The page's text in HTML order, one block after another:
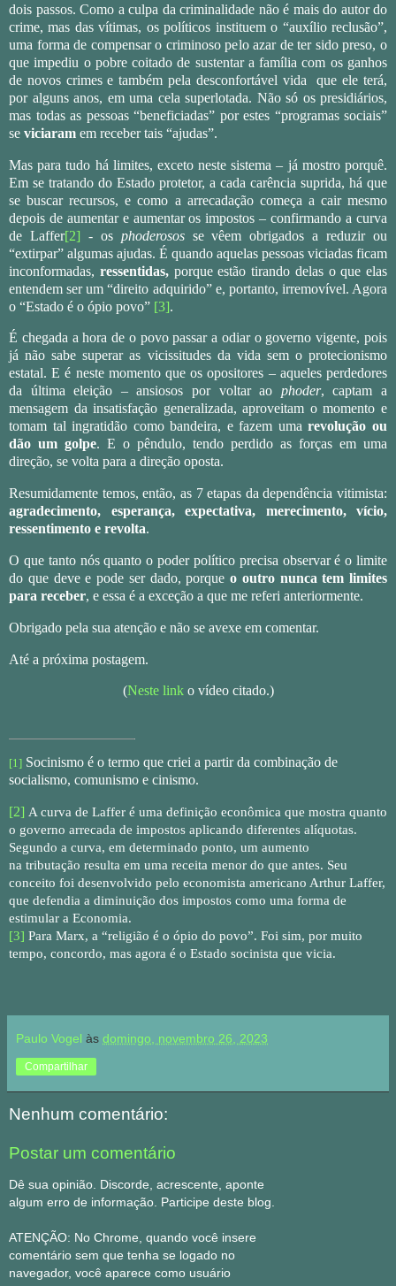
dois passos. Como a culpa da criminalidade não é mais do autor do
crime, mas das vítimas, os políticos instituem o “auxílio reclusão”,
uma forma de compensar o criminoso pelo azar de ter sido preso, o
que impediu o pobre coitado de sustentar a família com os ganhos
de novos crimes e também pela desconfortável vida que ele terá,
por alguns anos, em uma cela superlotada. Não só os presidiários,
mas todas as pessoas “beneficiadas” por estes “programas sociais”
se viciaram em receber tais “ajudas”.
Mas para tudo há limites, exceto neste sistema – já mostro porquê.
Em se tratando do Estado protetor, a cada carência suprida, há que
se buscar recursos, e como a arrecadação começa a cair mesmo
depois de aumentar e aumentar os impostos – confirmando a curva
de Laffer[2] - os phoderososse vêem obrigados a reduzir ou
“extirpar” algumas ajudas. É quando aquelas pessoas viciadas ficam
inconformadas, ressentidas, porque estão tirando delas o que elas
entendem ser um “direito adquirido” e, portanto, irremovível. Agora
o “Estado é o ópio povo” [3].
É chegada a hora de o povo passar a odiar o governo vigente, pois
já não sabe superar as vicissitudes da vida sem o protecionismo
estatal. E é neste momento que os opositores – aqueles perdedores
da última eleição – ansiosos por voltar ao phoder, captam a
mensagem da insatisfação generalizada, aproveitam o momento e
tomam tal ingratidão como bandeira, e fazem umarevolução ou
dão um golpe. E o pêndulo, tendo perdido as forças em uma
direção, se volta para a direção oposta.
Resumidamente temos, então, as 7 etapas da dependência vitimista:
agradecimento, esperança, expectativa, merecimento, vício,
ressentimento e revolta.
O que tanto nós quanto o poder político precisa observar é o limite
do que deve e pode ser dado, porque o outro nunca tem limites
para receber, e essa é a exceção a que me referi anteriormente.
Obrigado pela sua atenção e não se avexe em comentar.
Até a próxima postagem.
(Neste link o vídeo citado.)
[1] Socinismo é o termo que criei a partir da combinação de
socialismo, comunismo e cinismo.
[2] A curva de Laffer é uma definição econômica que mostra quanto
o governo arrecada de impostos aplicando diferentes alíquotas.
Segundo a curva, em determinado ponto, um aumento
na tributação resulta em uma receita menor do que antes. Seu
conceito foi desenvolvido pelo economista americano Arthur Laffer,
que defendia a diminuição dos impostos como uma forma de
estimular a Economia.
[3] Para Marx, a “religião é o ópio do povo”. Foi sim, por muito
tempo, concordo, mas agora é o Estado socinista que vicia.
Paulo Vogel às domingo, novembro 26, 2023
Compartilhar
Nenhum comentário:
Postar um comentário
Dê sua opinião. Discorde, acrescente, aponte
algum erro de informação. Participe deste blog.
ATENÇÃO: No Chrome, quando você insere
comentário sem que tenha se logado no
navegador, você aparece como usuário